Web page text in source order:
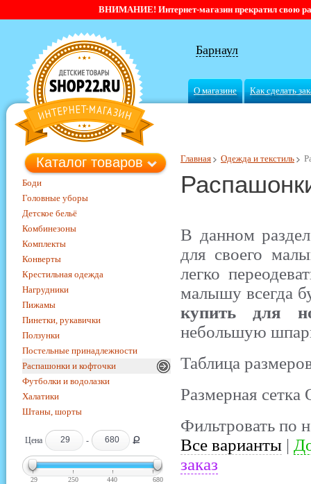
ВНИМАНИЕ! Интернет-магазин прекратил свою
Барнаул
О магазине Как сделать
Главная Одежда и текстиль
В данном
для своего
легко
малышу всегда
купить для
небольшую
Таблица
Размерная
Фильтровать по
Все варианты |
заказ
Каталог товаров
Боди
Головные уборы
Детское бельё
Комбинезоны
Комплекты
Конверты
Крестильная одежда
Нагрудники
Пижамы
Пинетки, рукавички
Ползунки
Постельные принадлежности
Распашонки и кофточки
Футболки и водолазки
Халатики
Штаны, шорты
Цена - Ք
29 250 440 680